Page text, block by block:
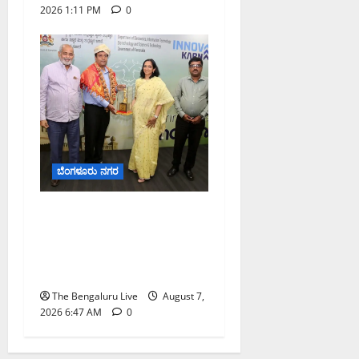
2026 1:11 PM
0
ಬೆಂಗಳೂರು ನಗರ
The Bengaluru Live
August 7,
2026 6:47 AM
0